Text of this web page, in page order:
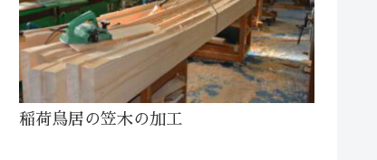
稲荷鳥居の笠木の加工